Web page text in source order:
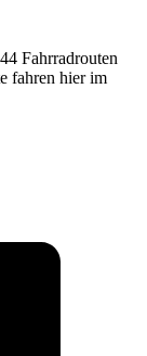
Fahrradrouten
fahren hier im